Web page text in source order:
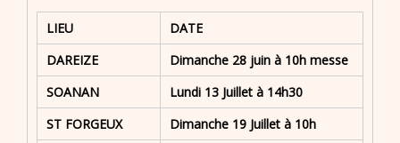
LIEU
DATE
DAREIZE
Dimanche 28 juin à 10h messe
SOANAN
Lundi 13 Juillet à 14h30
ST FORGEUX
Dimanche 19 Juillet à 10h